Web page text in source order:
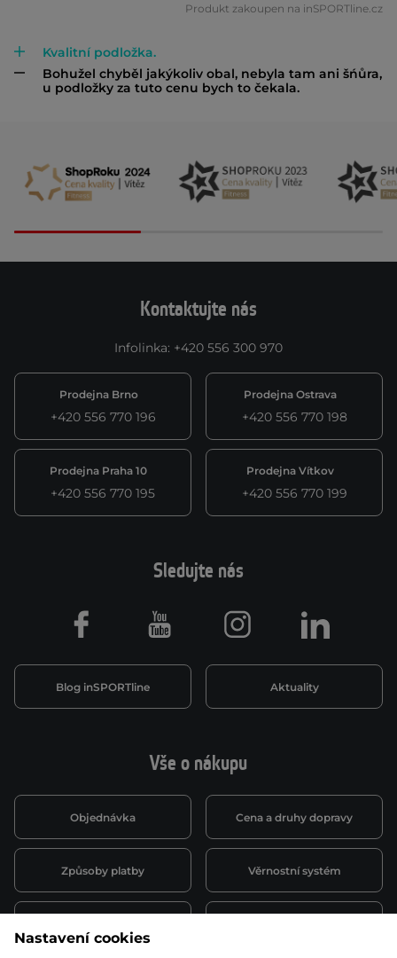
Produkt zakoupen na inSPORTline.cz
Kvalitní podložka.
Bohužel chyběl jakýkoliv obal, nebyla tam ani šńůra,
u podložky za tuto cenu bych to čekala.
Kontaktujte nás
Infolinka: +420 556 300 970
Prodejna Brno
+420 556 770 196
Prodejna Ostrava
+420 556 770 198
Prodejna Praha 10
+420 556 770 195
Prodejna Vítkov
+420 556 770 199
Vše o nákupu
Objednávka Cena a druhy dopravy
Způsoby platby Věrnostní systém
Sledujte nás
Blog inSPORTline Aktuality
Facebook Youtube Instagram LinkedIn
Nastavení cookies